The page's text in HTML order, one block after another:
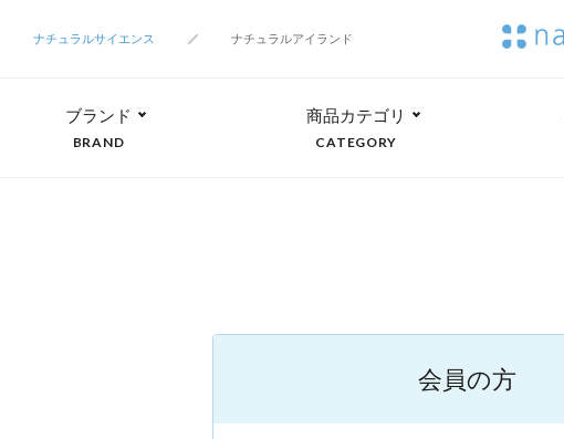
ナチュラルサイエンス
ナチュラルアイランド
ブランド
BRAND
商品カテゴリ
CATEGORY
会員の方